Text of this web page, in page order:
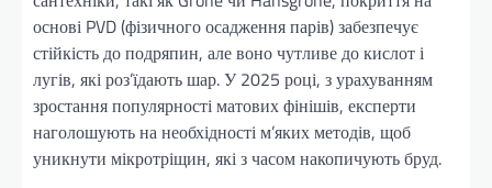
основі PVD (фізичного осадження парів) забезпечує
стійкість до подряпин, але воно чутливе до кислот і
лугів, які роз’їдають шар. У 2025 році, з урахуванням
зростання популярності матових фінішів, експерти
наголошують на необхідності м’яких методів, щоб
уникнути мікротріщин, які з часом накопичують бруд.